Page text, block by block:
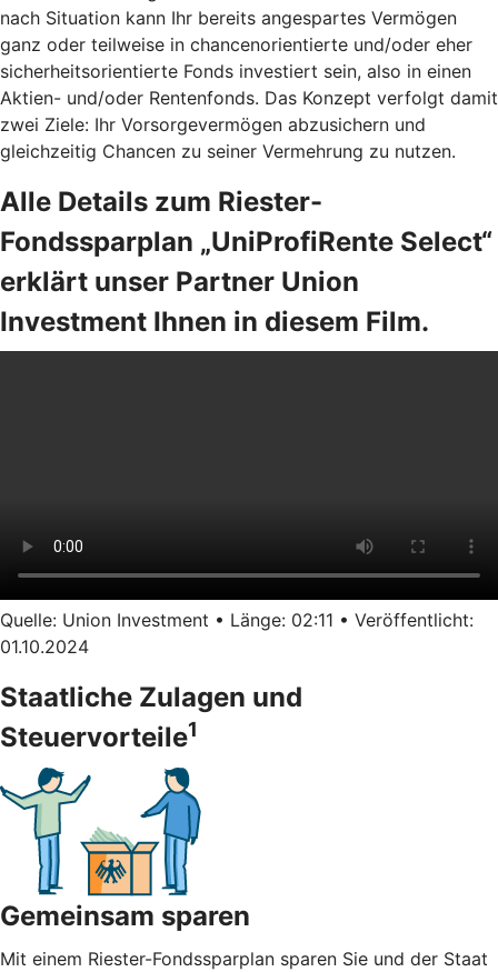
nach Situation kann Ihr bereits angespartes Vermögen
ganz oder teilweise in chancenorientierte und/oder eher
sicherheitsorientierte Fonds investiert sein, also in einen
Aktien- und/oder Rentenfonds. Das Konzept verfolgt damit
zwei Ziele: Ihr Vorsorgevermögen abzusichern und
gleichzeitig Chancen zu seiner Vermehrung zu nutzen.
Alle Details zum Riester-
Fondssparplan „UniProfiRente Select“
erklärt unser Partner Union
Investment Ihnen in diesem Film.
Quelle: Union Investment • Länge: 02:11 • Veröffentlicht:
01.10.2024
Staatliche Zulagen und
Steuervorteile1
Gemeinsam sparen
Mit einem Riester-Fondssparplan sparen Sie und der Staat